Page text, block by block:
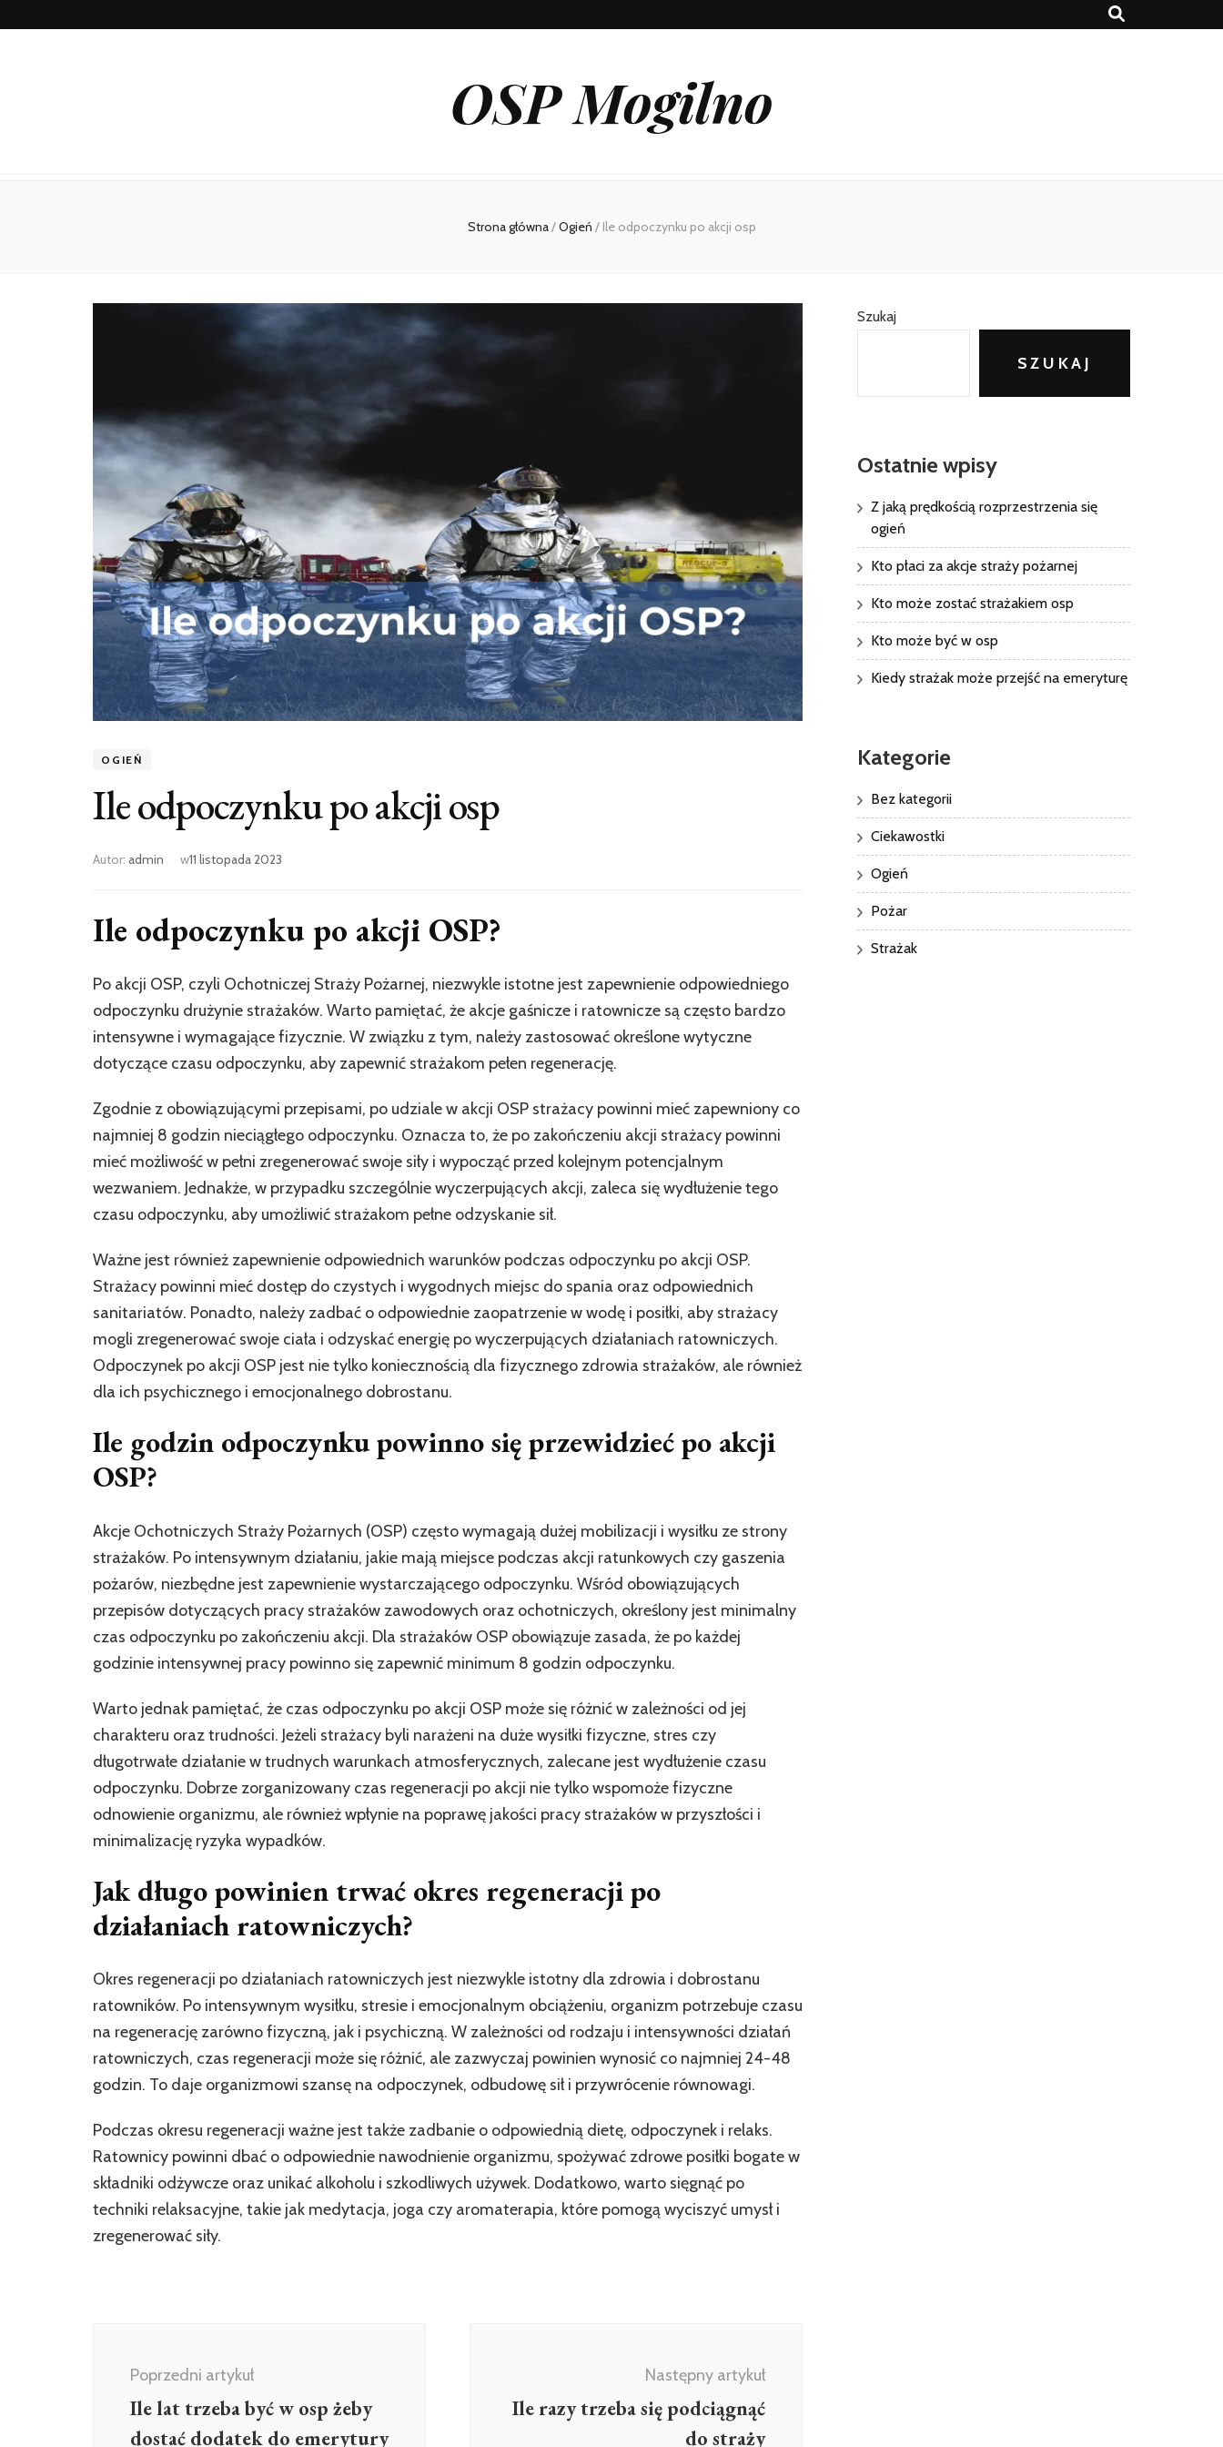
OSP Mogilno
Strona główna/Ogień / Ile odpoczynku po akcji osp
OGIEŃ
Ile odpoczynku po akcji osp
Autor: admin w11 listopada 2023
Ile odpoczynku po akcji OSP?
Po akcji OSP, czyli Ochotniczej Straży Pożarnej, niezwykle istotne jest zapewnienie odpowiedniego
odpoczynku drużynie strażaków. Warto pamiętać, że akcje gaśnicze i ratownicze są często bardzo
intensywne i wymagające fizycznie. W związku z tym, należy zastosować określone wytyczne
dotyczące czasu odpoczynku, aby zapewnić strażakom pełen regenerację.
Zgodnie z obowiązującymi przepisami, po udziale w akcji OSP strażacy powinni mieć zapewniony co
najmniej 8 godzin nieciągłego odpoczynku. Oznacza to, że po zakończeniu akcji strażacy powinni
mieć możliwość w pełni zregenerować swoje siły i wypocząć przed kolejnym potencjalnym
wezwaniem. Jednakże, w przypadku szczególnie wyczerpujących akcji, zaleca się wydłużenie tego
czasu odpoczynku, aby umożliwić strażakom pełne odzyskanie sił.
Ważne jest również zapewnienie odpowiednich warunków podczas odpoczynku po akcji OSP.
Strażacy powinni mieć dostęp do czystych i wygodnych miejsc do spania oraz odpowiednich
sanitariatów. Ponadto, należy zadbać o odpowiednie zaopatrzenie w wodę i posiłki, aby strażacy
mogli zregenerować swoje ciała i odzyskać energię po wyczerpujących działaniach ratowniczych.
Odpoczynek po akcji OSP jest nie tylko koniecznością dla fizycznego zdrowia strażaków, ale również
dla ich psychicznego i emocjonalnego dobrostanu.
Ile godzin odpoczynku powinno się przewidzieć po akcji
OSP?
Akcje Ochotniczych Straży Pożarnych (OSP) często wymagają dużej mobilizacji i wysiłku ze strony
strażaków. Po intensywnym działaniu, jakie mają miejsce podczas akcji ratunkowych czy gaszenia
pożarów, niezbędne jest zapewnienie wystarczającego odpoczynku. Wśród obowiązujących
przepisów dotyczących pracy strażaków zawodowych oraz ochotniczych, określony jest minimalny
czas odpoczynku po zakończeniu akcji. Dla strażaków OSP obowiązuje zasada, że po każdej
godzinie intensywnej pracy powinno się zapewnić minimum 8 godzin odpoczynku.
Warto jednak pamiętać, że czas odpoczynku po akcji OSP może się różnić w zależności od jej
charakteru oraz trudności. Jeżeli strażacy byli narażeni na duże wysiłki fizyczne, stres czy
długotrwałe działanie w trudnych warunkach atmosferycznych, zalecane jest wydłużenie czasu
odpoczynku. Dobrze zorganizowany czas regeneracji po akcji nie tylko wspomoże fizyczne
odnowienie organizmu, ale również wpłynie na poprawę jakości pracy strażaków w przyszłości i
minimalizację ryzyka wypadków.
Jak długo powinien trwać okres regeneracji po
działaniach ratowniczych?
Okres regeneracji po działaniach ratowniczych jest niezwykle istotny dla zdrowia i dobrostanu
ratowników. Po intensywnym wysiłku, stresie i emocjonalnym obciążeniu, organizm potrzebuje czasu
na regenerację zarówno fizyczną, jak i psychiczną. W zależności od rodzaju i intensywności działań
ratowniczych, czas regeneracji może się różnić, ale zazwyczaj powinien wynosić co najmniej 24-48
godzin. To daje organizmowi szansę na odpoczynek, odbudowę sił i przywrócenie równowagi.
Podczas okresu regeneracji ważne jest także zadbanie o odpowiednią dietę, odpoczynek i relaks.
Ratownicy powinni dbać o odpowiednie nawodnienie organizmu, spożywać zdrowe posiłki bogate w
składniki odżywcze oraz unikać alkoholu i szkodliwych używek. Dodatkowo, warto sięgnąć po
techniki relaksacyjne, takie jak medytacja, joga czy aromaterapia, które pomogą wyciszyć umysł i
zregenerować siły.
wpisuPoprzedni artykuł
Ile lat trzeba być w osp żeby
dostać dodatek do emerytury
Następny artykuł
Ile razy trzeba się podciągnąć
do straży
Szukaj
SZUKAJ
Ostatnie wpisy
Z jaką prędkością rozprzestrzenia się
ogień
Kto płaci za akcje straży pożarnej
Kto może zostać strażakiem osp
Kto może być w osp
Kiedy strażak może przejść na emeryturę
Kategorie
Bez kategorii
Ciekawostki
Ogień
Pożar
Strażak